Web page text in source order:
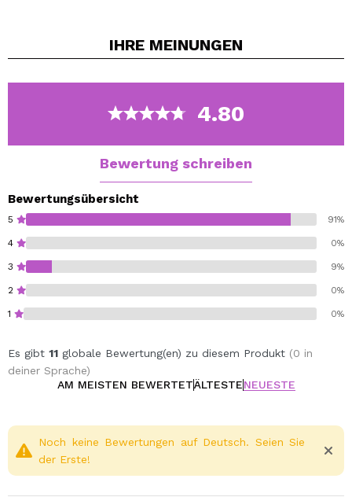
Dank seiner Kombination aus Inhaltsstoffen und
Lippen und stellt all ihre Pracht und Vitalität wieder
Komfortables Format für überall.
IHRE MEINUNGEN
4.80
Bewertung schreiben
Bewertungsübersicht
5 91%
4 0%
3 9%
2 0%
1 0%
Es gibt 11 globale Bewertung(en) zu diesem Produkt (0 in
deiner Sprache)
AM MEISTEN BEWERTETÄLTESTENEUESTE
Noch keine Bewertungen auf Deutsch. Seien Sie
der Erste!